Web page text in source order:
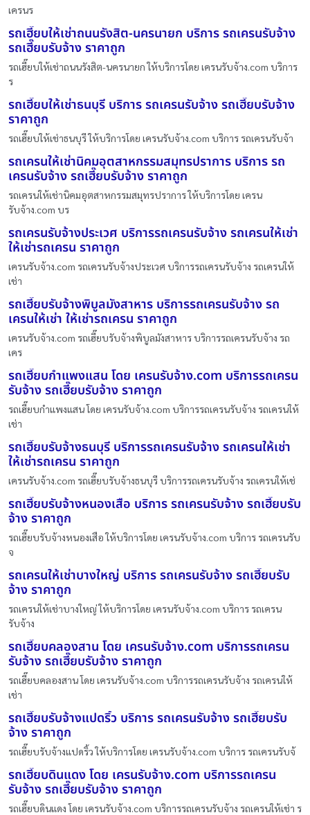
เครนร
รถเฮี๊ยบให้เช่าถนนรังสิต-นครนายก บริการ รถเครนรับจ้าง
รถเฮี๊ยบรับจ้าง ราคาถูก
รถเฮี๊ยบให้เช่าถนนรังสิต-นครนายก ให้บริการโดย เครนรับจ้าง.com บริการ
ร
รถเฮี๊ยบให้เช่าธนบุรี บริการ รถเครนรับจ้าง รถเฮี๊ยบรับจ้าง
ราคาถูก
รถเฮี๊ยบให้เช่าธนบุรี ให้บริการโดย เครนรับจ้าง.com บริการ รถเครนรับจ้า
รถเครนให้เช่านิคมอุตสาหกรรมสมุทรปราการ บริการ รถ
เครนรับจ้าง รถเฮี๊ยบรับจ้าง ราคาถูก
รถเครนให้เช่านิคมอุตสาหกรรมสมุทรปราการ ให้บริการโดย เครน
รับจ้าง.com บร
รถเครนรับจ้างประเวศ บริการรถเครนรับจ้าง รถเครนให้เช่า
ให้เช่ารถเครน ราคาถูก
เครนรับจ้าง.com รถเครนรับจ้างประเวศ บริการรถเครนรับจ้าง รถเครนให้
เช่า
รถเฮี๊ยบรับจ้างพิบูลมังสาหาร บริการรถเครนรับจ้าง รถ
เครนให้เช่า ให้เช่ารถเครน ราคาถูก
เครนรับจ้าง.com รถเฮี๊ยบรับจ้างพิบูลมังสาหาร บริการรถเครนรับจ้าง รถ
เคร
รถเฮี๊ยบกำแพงแสน โดย เครนรับจ้าง.com บริการรถเครน
รับจ้าง รถเฮี๊ยบรับจ้าง ราคาถูก
รถเฮี๊ยบกำแพงแสน โดย เครนรับจ้าง.com บริการรถเครนรับจ้าง รถเครนให้
เช่า
รถเฮี๊ยบรับจ้างธนบุรี บริการรถเครนรับจ้าง รถเครนให้เช่า
ให้เช่ารถเครน ราคาถูก
เครนรับจ้าง.com รถเฮี๊ยบรับจ้างธนบุรี บริการรถเครนรับจ้าง รถเครนให้เช่
รถเฮี๊ยบรับจ้างหนองเสือ บริการ รถเครนรับจ้าง รถเฮี๊ยบรับ
จ้าง ราคาถูก
รถเฮี๊ยบรับจ้างหนองเสือ ให้บริการโดย เครนรับจ้าง.com บริการ รถเครนรับ
จ
รถเครนให้เช่าบางใหญ่ บริการ รถเครนรับจ้าง รถเฮี๊ยบรับ
จ้าง ราคาถูก
รถเครนให้เช่าบางใหญ่ ให้บริการโดย เครนรับจ้าง.com บริการ รถเครน
รับจ้าง
รถเฮี๊ยบคลองสาน โดย เครนรับจ้าง.com บริการรถเครน
รับจ้าง รถเฮี๊ยบรับจ้าง ราคาถูก
รถเฮี๊ยบคลองสาน โดย เครนรับจ้าง.com บริการรถเครนรับจ้าง รถเครนให้
เช่า
รถเฮี๊ยบรับจ้างแปดริ้ว บริการ รถเครนรับจ้าง รถเฮี๊ยบรับ
จ้าง ราคาถูก
รถเฮี๊ยบรับจ้างแปดริ้ว ให้บริการโดย เครนรับจ้าง.com บริการ รถเครนรับจ้
รถเฮี๊ยบดินแดง โดย เครนรับจ้าง.com บริการรถเครน
รับจ้าง รถเฮี๊ยบรับจ้าง ราคาถูก
รถเฮี๊ยบดินแดง โดย เครนรับจ้าง.com บริการรถเครนรับจ้าง รถเครนให้เช่า ร